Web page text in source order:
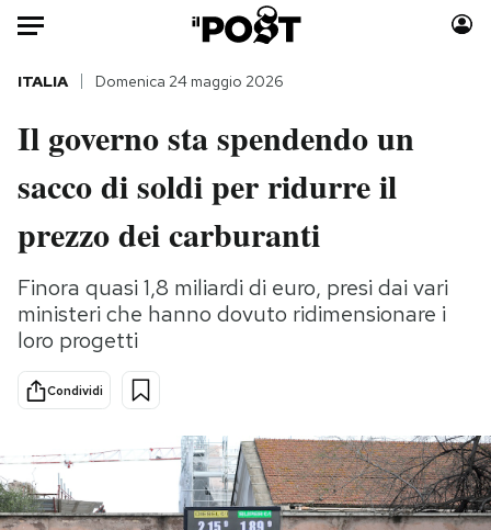
Auto
HOME
Italia
Politica
Tecnologia
Internet
Scienza
Cultura
Economia
Moda
Consumismi
Ok Boomer!
Mondiali calcio 2026
ITALIA Domenica 24 maggio 2026
Il governo sta spendendo un
sacco di soldi per ridurre il
prezzo dei carburanti
Finora quasi 1,8 miliardi di euro, presi dai vari
ministeri che hanno dovuto ridimensionare i
loro progetti
Condividi